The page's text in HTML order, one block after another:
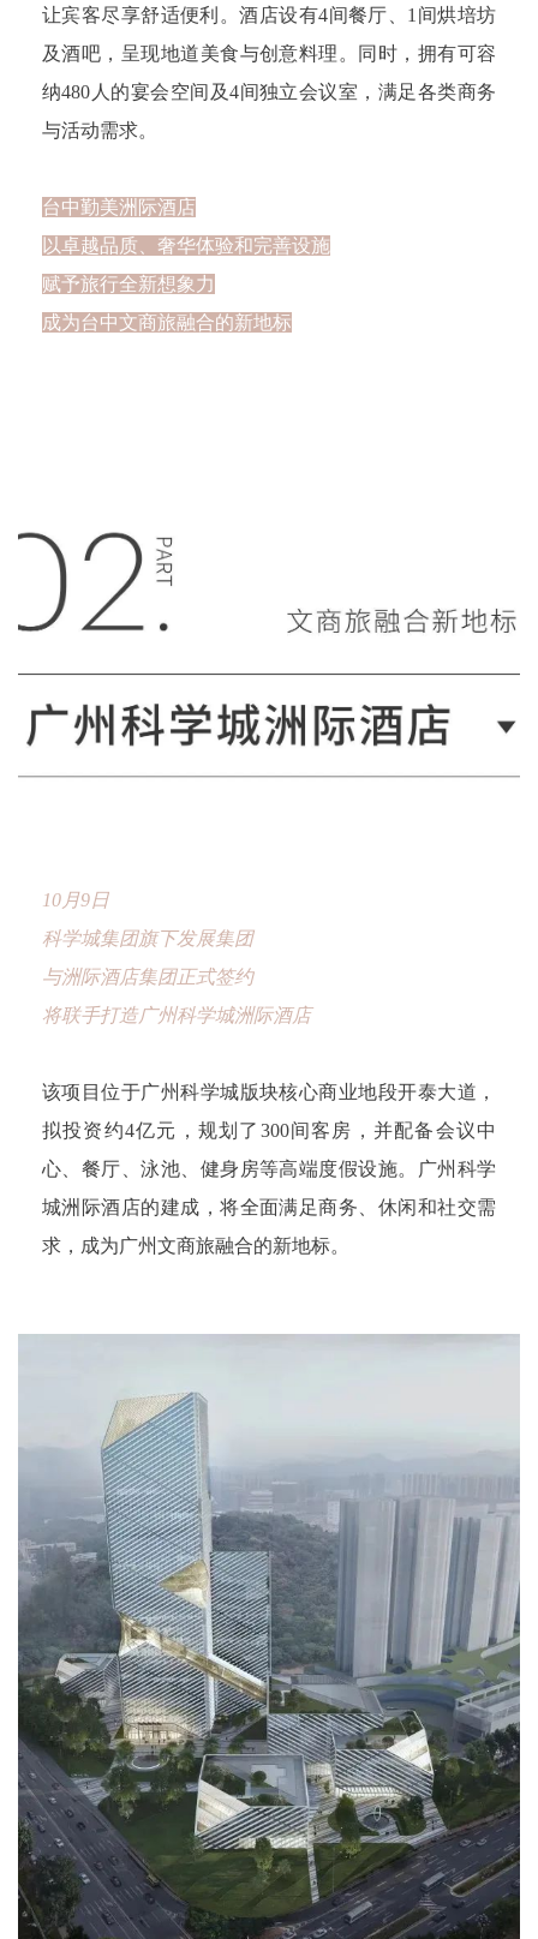
让宾客尽享舒适便利。酒店设有4间餐厅、1间烘培坊
及酒吧，呈现地道美食与创意料理。
同时，拥有可容
纳480人的宴会空间及4间独立会议室，满足各类商务
与活动需求。
台中勤美洲际酒店
以卓越品质、奢华体验和完善设施
赋予旅行全新想象力
成为台中文商旅融合的新地标
10月9日
科学城集团旗下发展集团
与洲际酒店集团正式签约
将联手打造广州科学城洲际酒店
该项目位于广州科学城版块核心商业地段开泰大道，
拟投资约4亿元，规划了300间客房，并配备会议中
心、餐厅、泳池、健身房等高端度假设施。广州科学
城洲际酒店的建成，将全面满足商务、休闲和社交需
求，成为广州文商旅融合的新地标。